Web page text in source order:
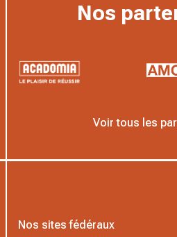
Nos
Voir tous les
Nos sites fédéraux